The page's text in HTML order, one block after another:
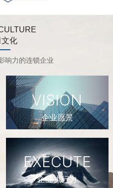
化
响力的连锁企业
VISION
企业愿景
EXECUTE
企业执行力